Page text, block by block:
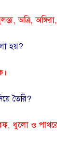
অত্রি,
হয়?
তৈরি?
ধুলো ও